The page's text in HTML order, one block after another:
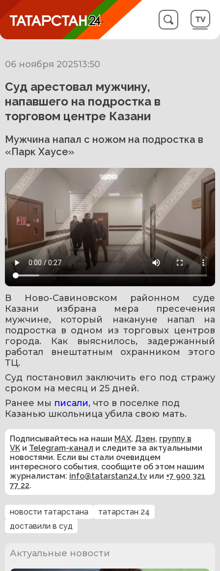
06 ноября 202513:50
Суд арестовал мужчину,
напавшего на подростка в
торговом центре Казани
Мужчина напал с ножом на подростка в
«Парк Хаусе»
В Ново-Савиновском районном суде
Казани избрана мера пресечения
мужчине, который накануне напал на
подростка в одном из торговых центров
города. Как выяснилось, задержанный
работал внештатным охранником этого
ТЦ.
Суд постановил заключить его под стражу
сроком на месяц и 25 дней.
Ранее мы писали, что в поселке под
Казанью школьница убила свою мать.
Подписывайтесь на наши MAX, Дзен, группу в
VK и Telegram-канал и следите за актуальными
новостями. Если вы стали очевидцем
интересного события, сообщите об этом нашим
журналистам: info@tatarstan24.tv или +7 900 321
77 22.
новости татарстана
татарстан 24
доставили в суд
Актуальные новости